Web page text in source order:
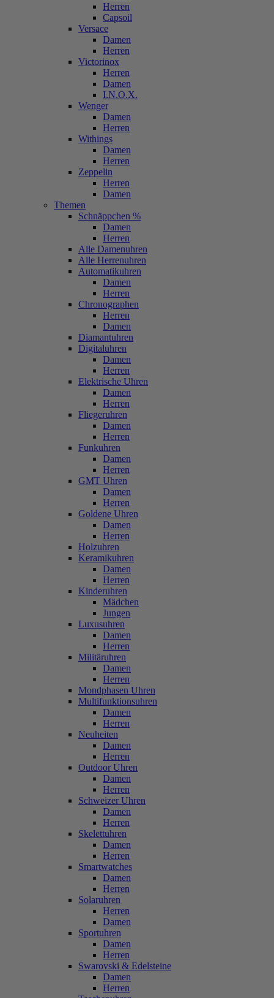
Herren
Capsoil
Versace
Damen
Herren
Victorinox
Herren
Damen
I.N.O.X.
Wenger
Damen
Herren
Withings
Damen
Herren
Zeppelin
Herren
Damen
Themen
Schnäppchen %
Damen
Herren
Alle Damenuhren
Alle Herrenuhren
Automatikuhren
Damen
Herren
Chronographen
Herren
Damen
Diamantuhren
Digitaluhren
Damen
Herren
Elektrische Uhren
Damen
Herren
Fliegeruhren
Damen
Herren
Funkuhren
Damen
Herren
GMT Uhren
Damen
Herren
Goldene Uhren
Damen
Herren
Holzuhren
Keramikuhren
Damen
Herren
Kinderuhren
Mädchen
Jungen
Luxusuhren
Damen
Herren
Militäruhren
Damen
Herren
Mondphasen Uhren
Multifunktionsuhren
Damen
Herren
Neuheiten
Damen
Herren
Outdoor Uhren
Damen
Herren
Schweizer Uhren
Damen
Herren
Skelettuhren
Damen
Herren
Smartwatches
Damen
Herren
Solaruhren
Herren
Damen
Sportuhren
Damen
Herren
Swarovski & Edelsteine
Damen
Herren